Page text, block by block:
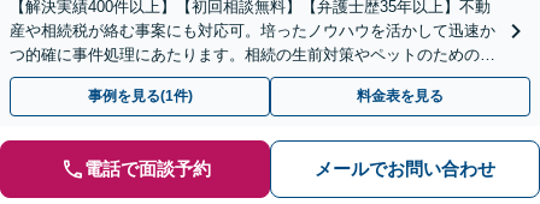
【解決実績400件以上】【初回相談無料】【弁護士歴35年以上】不動
産や相続税が絡む事案にも対応可。培ったノウハウを活かして迅速か
つ的確に事件処理にあたります。相続の生前対策やペットのための年
金システムもお任せ【完全個室】【自衛隊前駅8分】
事例を見る(1件) 料金表を見る
電話で面談予約 メールでお問い合わせ